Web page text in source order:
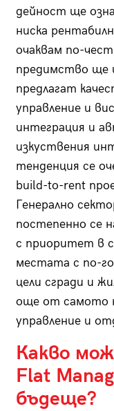
дейност ще
ниска
очаквам по-
предимство ще
предлагат
управление и
интеграция и
изкуствения
тенденция се
build-to-rent
Генерално
постепенно се
с приоритет в
местата с по-
цели сгради и
още от самото
управление и
Какво
Flat
бъдеще?